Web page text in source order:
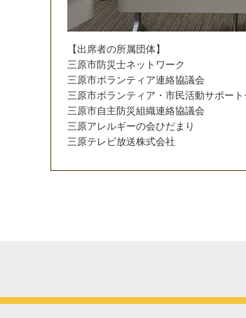
【出席者の所属団体】
三原市防災士ネッ ト ワーク
三原市ボラ ンテ ィ ア連絡協議会
三原市ボラ ンテ ィ ア ・ 市民活動サポー ト
三原市自主防災組織連絡協議会
三原アレルギーの会ひだま り
三原テレビ放送株式会社